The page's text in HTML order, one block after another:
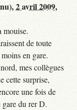
2 avril 2009,
mouise.
de toute
en gare.
mes collègues
cette surprise,
une fois de
gare du rer D.